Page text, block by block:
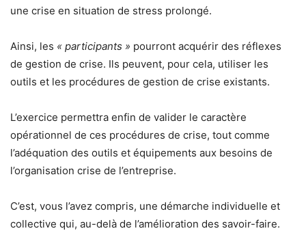
une crise en situation de stress prolongé.
Ainsi, les « participants » pourront acquérir des réflexes
de gestion de crise. Ils peuvent, pour cela, utiliser les
outils et les procédures de gestion de crise existants.
L’exercice permettra enfin de valider le caractère
opérationnel de ces procédures de crise, tout comme
l’adéquation des outils et équipements aux besoins de
l’organisation crise de l’entreprise.
C’est, vous l’avez compris, une démarche individuelle et
collective qui, au-delà de l’amélioration des savoir-faire.